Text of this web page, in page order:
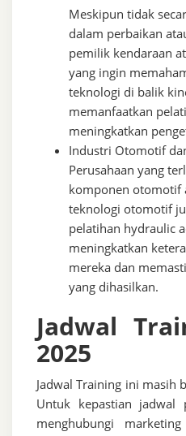
Meskipun tidak
dalam perbaikan
pemilik kendaraan
yang ingin
teknologi di balik
memanfaatkan
meningkatkan
Industri Otomotif
Perusahaan yang
komponen otomotif
teknologi otomotif
pelatihan hydraulic
meningkatkan
mereka dan
yang dihasilkan.
Jadwal
2025
Jadwal Training ini masih
Untuk kepastian jadwal
menghubungi